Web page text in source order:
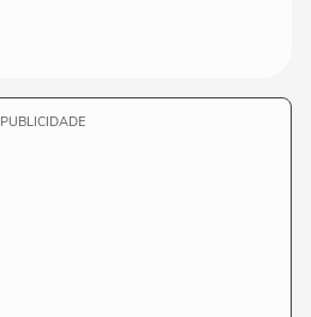
PUBLICIDADE